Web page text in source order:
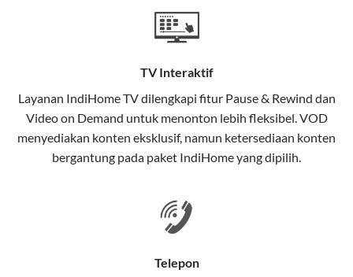
Teknologi di Balik WiFi IndiHome
Wifi IndiHome menggunakan teknologi Fiber To The
menggunakan kabel serat optik hingga ke rumah
pelanggan. Teknologi ini memiliki beberapa
keunggulan:
Kecepatan Tinggi
dibandingkan kabel tembaga atau DSL.
TV Interaktif
Layanan IndiHome TVdilengkapi fitur Pause & Rewind dan
Video on Demand untuk menonton lebih fleksibel. VOD
menyediakan konten eksklusif, namun ketersediaan konten
bergantung pada paket IndiHome yang dipilih.
Telepon